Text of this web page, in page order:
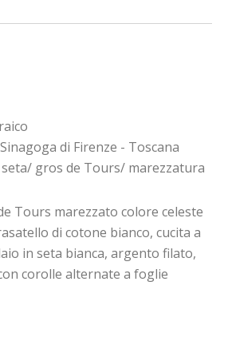
di Firenze - Toscana
seta/ gros de Tours/ marezzatura
Tours marezzato colore celeste
di cotone bianco, cucita a
in seta bianca, argento filato,
corolle alternate a foglie